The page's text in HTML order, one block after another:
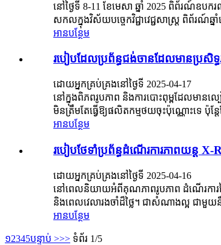
នៅថ្ងៃទី 8-11 ខែមេសា ឆ្នាំ 2025 ពិព័រណ៍ឧប
សកល​ក្នុង​វិស័យ​បច្ចេកវិជ្ជា​វេជ្ជសាស្រ្ដ ពិព័រណ៍​ឆ្នាំ​
អានបន្ថែម
របៀបដែលប្រព័ន្ធជង់ចានដែលមានប្រសិទ្
ដោយអ្នកគ្រប់គ្រងនៅថ្ងៃទី 2025-04-17
នៅក្នុងពិភពរូបភាព និងការបោះពុម្ពដែលមានល្
មិនត្រឹមតែធ្វើឱ្យផលិតកម្មថយចុះប៉ុណ្ណោះទេ ប៉ុ
អានបន្ថែម
របៀបថែទាំប្រព័ន្ធដំណើរការភាពយន្ត
ដោយអ្នកគ្រប់គ្រងនៅថ្ងៃទី 2025-04-16
នៅពេលនិយាយអំពីគុណភាពរូបភាព ដំណើរការនៃ
និងពេលវេលារងចាំដ៏ថ្លៃ។ ជាសំណាងល្អ ជាមួ
អានបន្ថែម
១2345បន្ទាប់ >>> ទំព័រ 1/5